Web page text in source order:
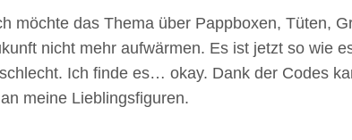
möchte das Thema über Pappboxen, Tüten,
nicht mehr aufwärmen. Es ist jetzt so wie
Ich finde es… okay. Dank der Codes
meine Lieblingsfiguren.